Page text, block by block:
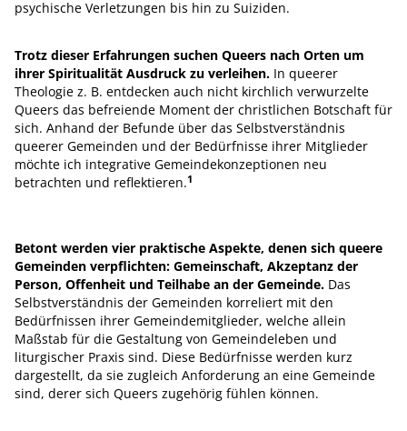
psychische Verletzungen bis hin zu Suiziden.
Trotz dieser Erfahrungen suchen Queers nach Orten um
ihrer Spiritualität Ausdruck zu verleihen. In queerer
Theologie z. B. entdecken auch nicht kirchlich verwurzelte
Queers das befreiende Moment der christlichen Botschaft für
sich. Anhand der Befunde über das Selbstverständnis
queerer Gemeinden und der Bedürfnisse ihrer Mitglieder
möchte ich integrative Gemeindekonzeptionen neu
betrachten und reflektieren.1
Betont werden vier praktische Aspekte, denen sich queere
Gemeinden verpflichten: Gemeinschaft, Akzeptanz der
Person, Offenheit und Teilhabe an der Gemeinde. Das
Selbstverständnis der Gemeinden korreliert mit den
Bedürfnissen ihrer Gemeindemitglieder, welche allein
Maßstab für die Gestaltung von Gemeindeleben und
liturgischer Praxis sind. Diese Bedürfnisse werden kurz
dargestellt, da sie zugleich Anforderung an eine Gemeinde
sind, derer sich Queers zugehörig fühlen können.